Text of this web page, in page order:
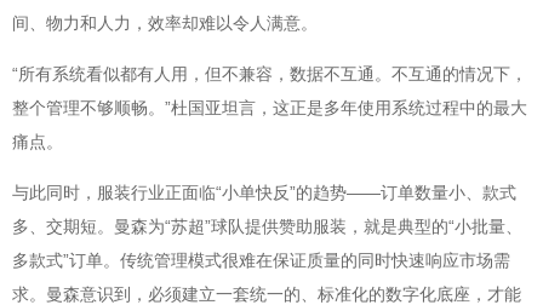
间、物力和人力，效率却难以令人满意。
“所有系统看似都有人用，但不兼容，数据不互通。不互通的情况下，
整个管理不够顺畅。”杜国亚坦言，这正是多年使用系统过程中的最大
痛点。
与此同时，服装行业正面临“小单快反”的趋势——订单数量小、款式
多、交期短。曼森为“苏超”球队提供赞助服装，就是典型的“小批量、
多款式”订单。传统管理模式很难在保证质量的同时快速响应市场需
求。曼森意识到，必须建立一套统一的、标准化的数字化底座，才能